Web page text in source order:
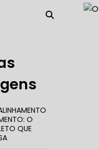
AUTO
O
QUE